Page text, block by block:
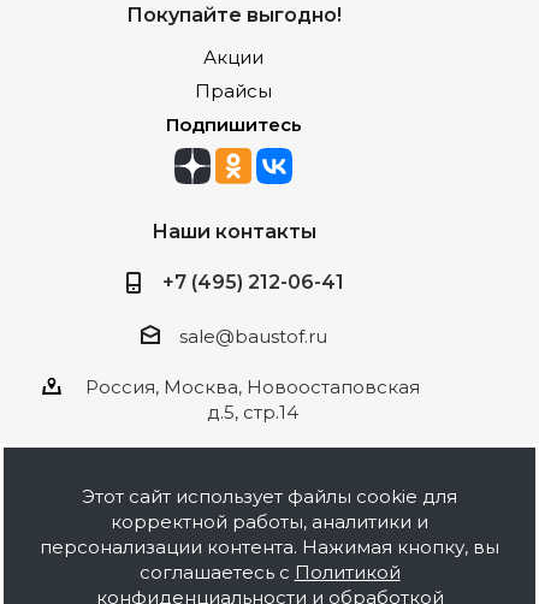
Покупайте выгодно!
Акции
Прайсы
Подпишитесь
Наши контакты
+7 (495) 212-06-41
sale@baustof.ru
Россия, Москва, Новоостаповская
д.5, стр.14
2026 © ООО Баустов. Собственное
производство лакокрасочной продукции,
оптовая и розничная продажа строительных
Этот сайт использует файлы cookie для
корректной работы, аналитики и
персонализации контента. Нажимая кнопку, вы
соглашаетесь с Политикой
конфиденциальности и обработкой